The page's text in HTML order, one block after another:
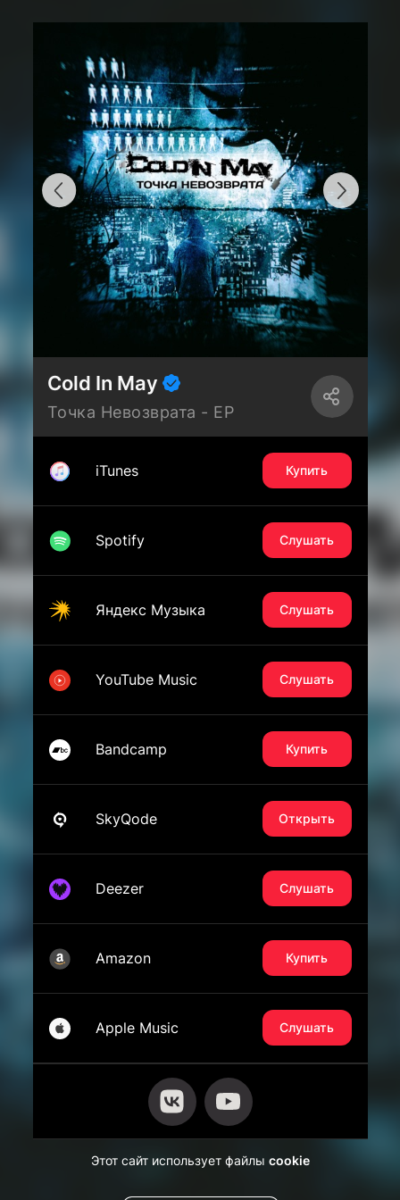
Cold In May
Точка Невозврата - EP
iTunes Купить
Spotify Слушать
Яндекс Музыка Слушать
YouTube Music Слушать
Bandcamp Купить
SkyQode Открыть
Deezer Слушать
Amazon Купить
Apple Music Слушать
Этот сайт использует файлы cookie